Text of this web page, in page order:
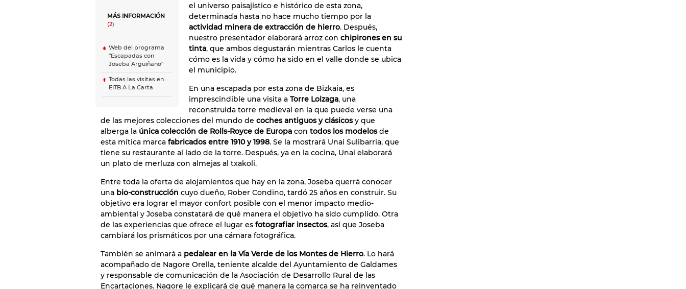
MÁS INFORMACIÓN
(2)
Web del programa
"Escapadas con
Joseba Arguiñano"
Todas las visitas en
EITB A La Carta
el universo paisajístico e histórico de esta zona,
determinada hasta no hace mucho tiempo por la
actividad minera de extracción de hierro. Después,
nuestro presentador elaborará arroz con chipirones en su
tinta, que ambos degustarán mientras Carlos le cuenta
cómo es la vida y cómo ha sido en el valle donde se ubica
el municipio.
En una escapada por esta zona de Bizkaia, es
imprescindible una visita a Torre Loizaga, una
reconstruida torre medieval en la que puede verse una
de las mejores colecciones del mundo de coches antiguos y clásicosy que
alberga la única colección de Rolls-Royce de Europa con todos los modelosde
esta mítica marca fabricados entre 1910 y 1998. Se la mostrará Unai Sulibarria, que
tiene su restaurante al lado de la torre. Después, ya en la cocina, Unai elaborará
un plato de merluza con almejas al txakoli.
Entre toda la oferta de alojamientos que hay en la zona, Joseba querrá conocer
una bio-construcción cuyo dueño, Rober Condino, tardó 25 años en construir. Su
objetivo era lograr el mayor confort posible con el menor impacto medio-
ambiental y Joseba constatará de qué manera el objetivo ha sido cumplido. Otra
de las experiencias que ofrece el lugar es fotografiar insectos, así que Joseba
cambiará los prismáticos por una cámara fotográfica.
También se animará a pedalear en la Vía Verde de los Montes de Hierro. Lo hará
acompañado de Nagore Orella, teniente alcalde del Ayuntamiento de Galdames
y responsable de comunicación de la Asociación de Desarrollo Rural de las
Encartaciones. Nagore le explicará de qué manera la comarca se ha reinventado